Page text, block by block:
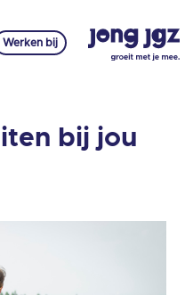
bij jou
Werken bij